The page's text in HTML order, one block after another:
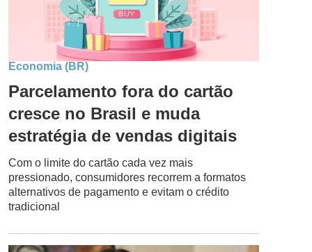
Economia (BR)
Parcelamento fora do cartão
cresce no Brasil e muda
estratégia de vendas digitais
Com o limite do cartão cada vez mais
pressionado, consumidores recorrem a formatos
alternativos de pagamento e evitam o crédito
tradicional